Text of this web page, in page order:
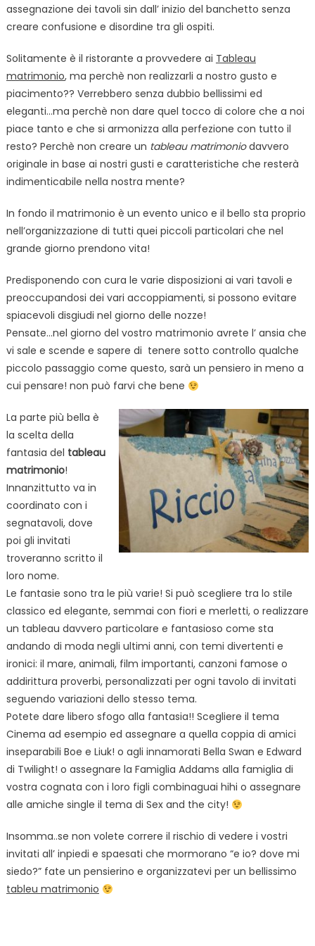
assegnazione dei tavoli sin dall’ inizio del banchetto senza
creare confusione e disordine tra gli ospiti.
Solitamente è il ristorante a provvedere ai Tableau
matrimonio, ma perchè non realizzarli a nostro gusto e
piacimento?? Verrebbero senza dubbio bellissimi ed
eleganti…ma perchè non dare quel tocco di colore che a noi
piace tanto e che si armonizza alla perfezione con tutto il
resto? Perchè non creare un tableau matrimoniodavvero
originale in base ai nostri gusti e caratteristiche che resterà
indimenticabile nella nostra mente?
In fondo il matrimonio è un evento unico e il bello sta proprio
nell’organizzazione di tutti quei piccoli particolari che nel
grande giorno prendono vita!
Predisponendo con cura le varie disposizioni ai vari tavoli e
preoccupandosi dei vari accoppiamenti, si possono evitare
spiacevoli disgiudi nel giorno delle nozze!
Pensate…nel giorno del vostro matrimonio avrete l’ ansia che
vi sale e scende e sapere di tenere sotto controllo qualche
piccolo passaggio come questo, sarà un pensiero in meno a
cui pensare! non può farvi che bene
La parte più bella è
la scelta della
fantasia del tableau
matrimonio!
Innanzittutto va in
coordinato con i
segnatavoli, dove
poi gli invitati
troveranno scritto il
loro nome.
Le fantasie sono tra le più varie! Si può scegliere tra lo stile
classico ed elegante, semmai con fiori e merletti, o realizzare
un tableau davvero particolare e fantasioso come sta
andando di moda negli ultimi anni, con temi divertenti e
ironici: il mare, animali, film importanti, canzoni famose o
addirittura proverbi, personalizzati per ogni tavolo di invitati
seguendo variazioni dello stesso tema.
Potete dare libero sfogo alla fantasia!! Scegliere il tema
Cinema ad esempio ed assegnare a quella coppia di amici
inseparabili Boe e Liuk! o agli innamorati Bella Swan e Edward
di Twilight! o assegnare la Famiglia Addams alla famiglia di
vostra cognata con i loro figli combinaguai hihi o assegnare
alle amiche single il tema di Sex and the city!
Insomma..se non volete correre il rischio di vedere i vostri
invitati all’ inpiedi e spaesati che mormorano “e io? dove mi
siedo?” fate un pensierino e organizzatevi per un bellissimo
tableu matrimonio